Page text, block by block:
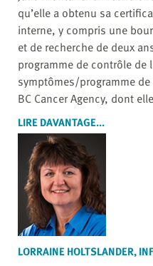
qu’elle a obtenu sa
interne, y compris une
et de recherche de deux
programme de contrôle de
symptômes/programme
BC Cancer Agency, dont
LIRE DAVANTAGE...
LORRAINE HOLTSLANDER,